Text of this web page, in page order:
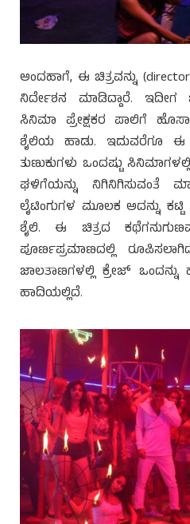
ಅಂದಹಾಗೆ, ಈ ಚಿತ್ರವನ್ನು
ನಿರ್ದೇಶನ ಮಾಡಿದ್ದಾರೆ. ಇದೀಗ
ಸಿನಿಮಾ ಪ್ರೇಕ್ಷಕರ ಪಾಲಿಗೆ
ಶೈಲಿಯ ಹಾಡು. ಇದುವರೆಗೂ
ತುಣುಕುಗಳು ಒಂದಷ್ಟು
ಘಳಿಗೆಯನ್ನು ನಿಗಿನಿಗಿಸುವಂತೆ
ಲೈಟಿಂಗುಗಳ ಮೂಲಕ ಅದನ್ನು
ಶೈಲಿ. ಈ ಚಿತ್ರದ
ಪೂರ್ಣಪ್ರಮಾಣದಲ್ಲಿ
ಜಾಲತಾಣಗಳಲ್ಲಿ ಕ್ರೇಜ್ ಒಂದನ್ನು
ಹಾದಿಯಲ್ಲಿದೆ.